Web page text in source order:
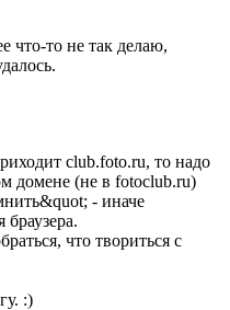
что-то не так делаю,
club.foto.ru, то надо
домене (не в fotoclub.ru)
- иначе
браузера.
что твориться с
:)